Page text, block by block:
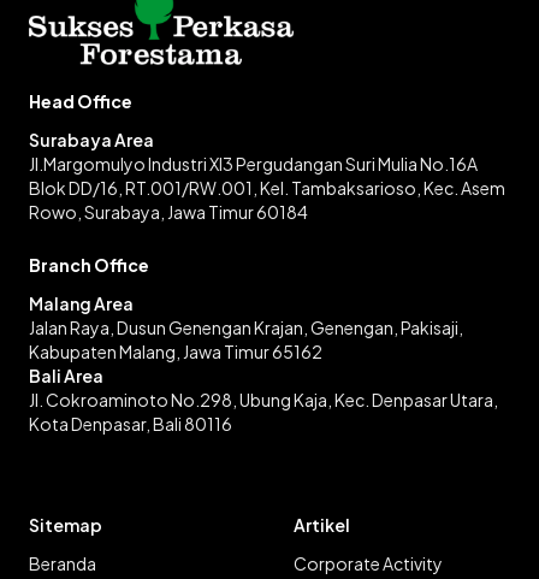
Head Office
Surabaya Area
Jl.Margomulyo Industri XI3 Pergudangan Suri Mulia No.16A
Blok DD/16, RT.001/RW.001, Kel. Tambaksarioso, Kec. Asem
Rowo, Surabaya, Jawa Timur 60184
Branch Office
Malang Area
Jalan Raya, Dusun Genengan Krajan, Genengan, Pakisaji,
Kabupaten Malang, Jawa Timur 65162
Bali Area
Jl. Cokroaminoto No.298, Ubung Kaja, Kec. Denpasar Utara,
Kota Denpasar, Bali 80116
Sitemap
Beranda
Artikel
Corporate Activity